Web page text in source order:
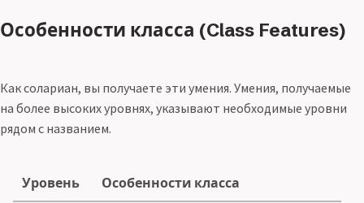
Особенности класса (Class Features)
Как солариан, вы получаете эти умения. Умения, получаемые
на более высоких уровнях, указывают необходимые уровни
рядом с названием.
Уровень Особенности класса